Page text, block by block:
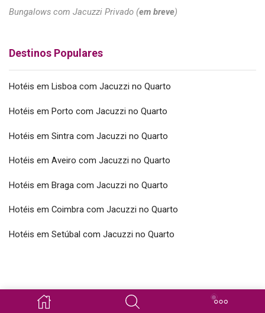
Bungalows com Jacuzzi Privado (em breve)
Destinos Populares
Hotéis em Lisboa com Jacuzzi no Quarto
Hotéis em Porto com Jacuzzi no Quarto
Hotéis em Sintra com Jacuzzi no Quarto
Hotéis em Aveiro com Jacuzzi no Quarto
Hotéis em Braga com Jacuzzi no Quarto
Hotéis em Coimbra com Jacuzzi no Quarto
Hotéis em Setúbal com Jacuzzi no Quarto